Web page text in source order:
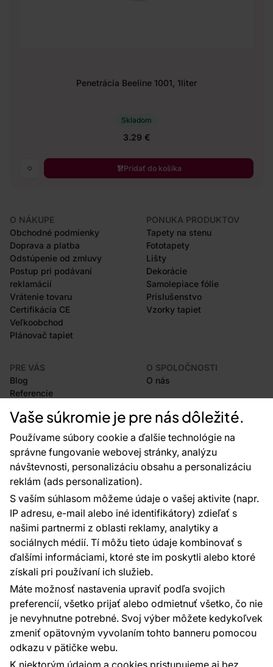
Vaše súkromie je pre nás dôležité.
Používame súbory cookie a ďalšie technológie na
správne fungovanie webovej stránky, analýzu
návštevnosti, personalizáciu obsahu a personalizáciu
reklám (ads personalization).
S vaším súhlasom môžeme údaje o vašej aktivite (napr.
IP adresu, e-mail alebo iné identifikátory) zdieľať s
našimi partnermi z oblasti reklamy, analytiky a
sociálnych médií. Tí môžu tieto údaje kombinovať s
ďalšími informáciami, ktoré ste im poskytli alebo ktoré
získali pri používaní ich služieb.
Máte možnosť nastavenia upraviť podľa svojich
preferencií, všetko prijať alebo odmietnuť všetko, čo nie
je nevyhnutne potrebné. Svoj výber môžete kedykoľvek
zmeniť opätovným vyvolaním tohto banneru pomocou
odkazu v pätičke webu.
K niektorým údajom a cookies pristupujeme aj bez
Penetrácia Beeline 1001, 1liter
Skladom
3.29 €
Pridať do košíka
O NÁKUPE
Obchodné podmienky
Doprava a platba
Odstúpenie od zmluvy
Postup pri podávaní
reklamácií
Vrátenie tovaru
Certifikácia CE
Veľkoobchod
Plánovač tapiet
PONUKA PRODUKTOV
Tapety na stenu
Fototapety
Lišty
Dekorácie
Samolepiace fólie
Príslušenstvo
Vzorky tapiet
PRE VÁS
Blog
Referencie
Rady a tipy
Najčastejšie otázky
O SPOLOČNOSTI
O nás
Kontakty
Sme tu pre vás 24 hodín denne, 7 dní v
týždni
+420 777 004 021
info@vavex.cz
Vavex 1990 s.r.o., IČ: 26776251, DIČ: CZ26776251
Dělostřelecká 330, Příbram 261 01
Ďalšie kontakty
Platobné metódy:
Platby zaisťuje: